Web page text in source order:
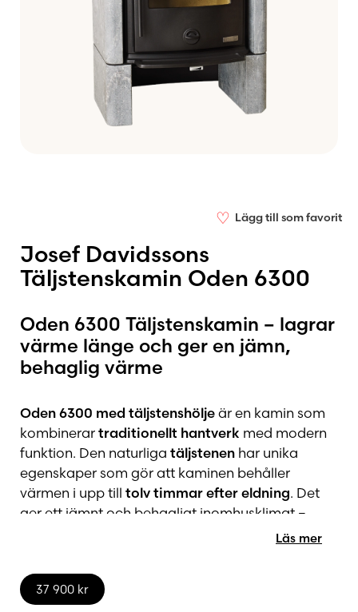
♡ Lägg till som favorit
Josef Davidssons
Täljstenskamin Oden 6300
37 900 kr
Oden 6300 Täljstenskamin – lagrar
värme länge och ger en jämn,
behaglig värme
Oden 6300 med täljstenshöljeär en kamin som
kombinerartraditionellt hantverk med modern
funktion. Den naturliga täljstenen har unika
egenskaper som gör att kaminen behåller
värmen i upp till tolv timmar efter eldning. Det
ger ett jämnt och behagligt inomhusklimat –
Läs mer